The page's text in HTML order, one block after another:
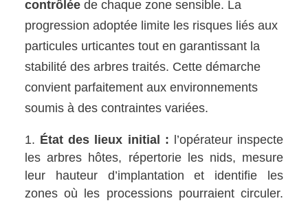
contrôlée de chaque zone sensible. La
progression adoptée limite les risques liés aux
particules urticantes tout en garantissant la
stabilité des arbres traités. Cette démarche
convient parfaitement aux environnements
soumis à des contraintes variées.
État des lieux initial : l’opérateur inspecte
les arbres hôtes, répertorie les nids, mesure
leur hauteur d’implantation et identifie les
zones où les processions pourraient circuler.